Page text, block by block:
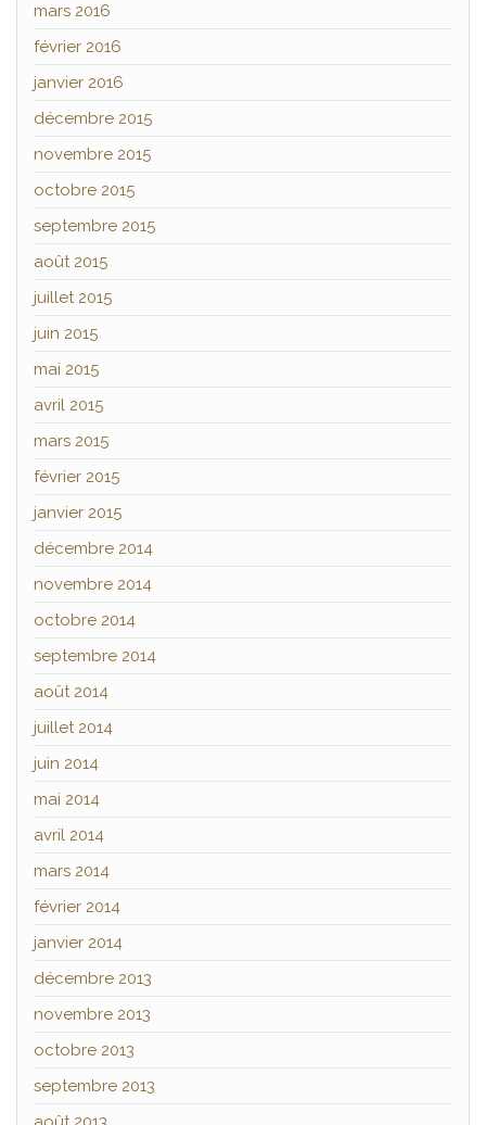
mars 2016
février 2016
janvier 2016
décembre 2015
novembre 2015
octobre 2015
septembre 2015
août 2015
juillet 2015
juin 2015
mai 2015
avril 2015
mars 2015
février 2015
janvier 2015
décembre 2014
novembre 2014
octobre 2014
septembre 2014
août 2014
juillet 2014
juin 2014
mai 2014
avril 2014
mars 2014
février 2014
janvier 2014
décembre 2013
novembre 2013
octobre 2013
septembre 2013